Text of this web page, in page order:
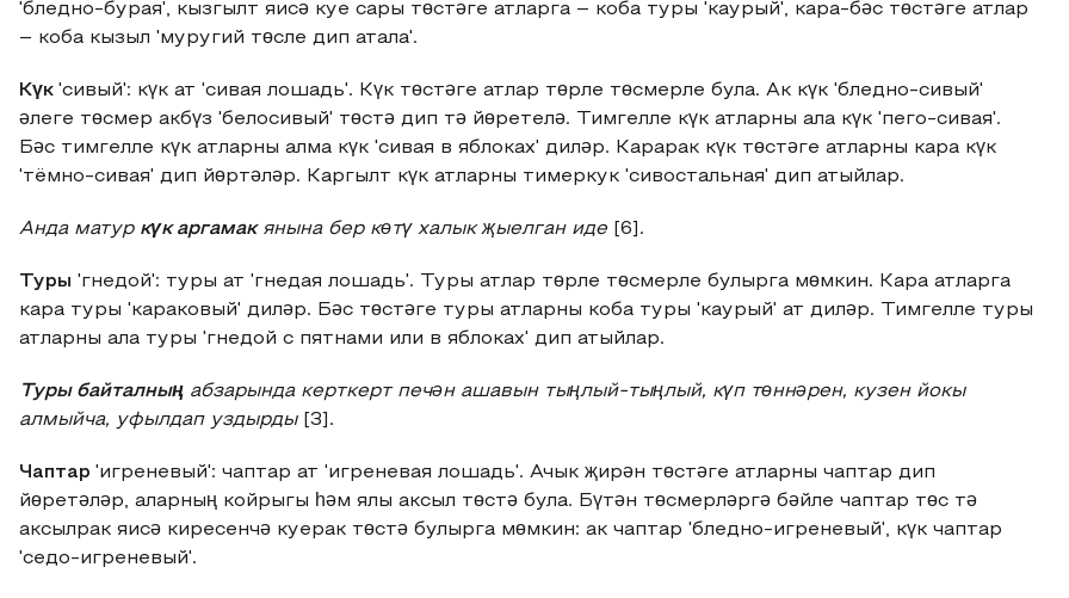
'бледно-бурая', кызгылт яисә куе сары төстәге атларга – коба туры 'каурый', кара-бәс төстәге атлар
– коба кызыл 'муругий төсле дип атала'.
Күк 'сивый': күк ат 'сивая лошадь'. Күк төстәге атлар төрле төсмерле була. Ак күк 'бледно-сивый'
әлеге төсмер акбүз 'белосивый' төстә дип тә йөретелә. Тимгелле күк атларны ала күк 'пего-сивая'.
Бәс тимгелле күк атларны алма күк 'сивая в яблоках' диләр. Карарак күк төстәге атларны кара күк
'тёмно-сивая' дип йөртәләр. Каргылт күк атларны тимеркук 'сивостальная' дип атыйлар.
Анда матур күк аргамакянына бер көтү халык җыелган иде [6].
Туры 'гнедой': туры ат 'гнедая лошадь'. Туры атлар төрле төсмерле булырга мөмкин. Кара атларга
кара туры 'караковый' диләр. Бәс төстәге туры атларны коба туры 'каурый' ат диләр. Тимгелле туры
атларны ала туры 'гнедой с пятнами или в яблоках' дип атыйлар.
Туры байталның абзарында керткерт печəн ашавын тыңлый-тыңлый, күп төннəрен, кузен йокы
алмыйча, уфылдап уздырды[3].
Чаптар 'игреневый': чаптар ат 'игреневая лошадь'. Ачык җирән төстәге атларны чаптар дип
йөретәләр, аларның койрыгы һәм ялы аксыл төстә була. Бүтән төсмерләргә бәйле чаптар төс тә
аксылрак яисә киресенчә куерак төстә булырга мөмкин: ак чаптар 'бледно-игреневый', күк чаптар
'седо-игреневый'.